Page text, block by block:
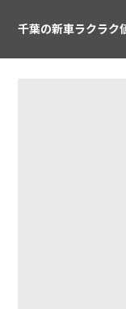
千葉の新車ラクラク